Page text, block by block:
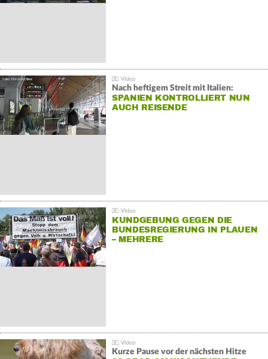
Nach heftigem Streit mit Italien:
SPANIEN KONTROLLIERT NUN
AUCH REISENDE
KUNDGEBUNG GEGEN DIE
BUNDESREGIERUNG IN PLAUEN
– MEHRERE
Kurze Pause vor der nächsten Hitze